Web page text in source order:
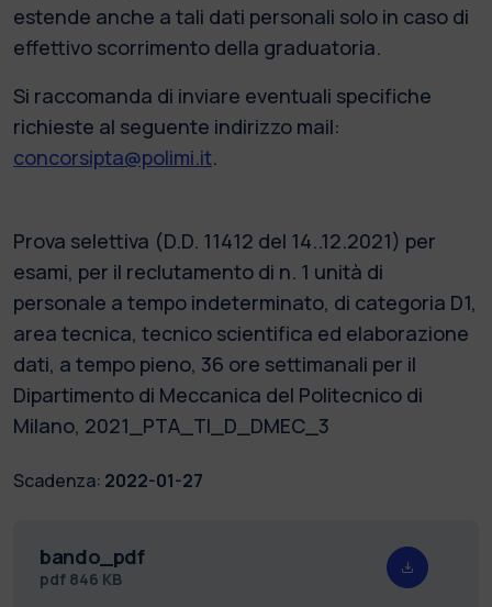
estende anche a tali dati personali solo in caso di
effettivo scorrimento della graduatoria.
Si raccomanda di inviare eventuali specifiche
richieste al seguente indirizzo mail:
concorsipta@polimi.it.
Prova selettiva (D.D. 11412 del 14..12.2021) per
esami, per il reclutamento di n. 1 unità di
personale a tempo indeterminato, di categoria D1,
area tecnica, tecnico scientifica ed elaborazione
dati, a tempo pieno, 36 ore settimanali per il
Dipartimento di Meccanica del Politecnico di
Milano, 2021_PTA_TI_D_DMEC_3
Scadenza: 2022-01-27
bando_pdf
pdf 846 KB